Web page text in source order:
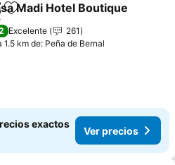
Agregar a favoritos
Madi Hotel Boutique
Excelente
261
1.5 km de: Peña de Bernal
exactos
Ver precios